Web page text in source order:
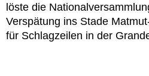
löste die
Verspätung ins Stade
für Schlagzeilen in der